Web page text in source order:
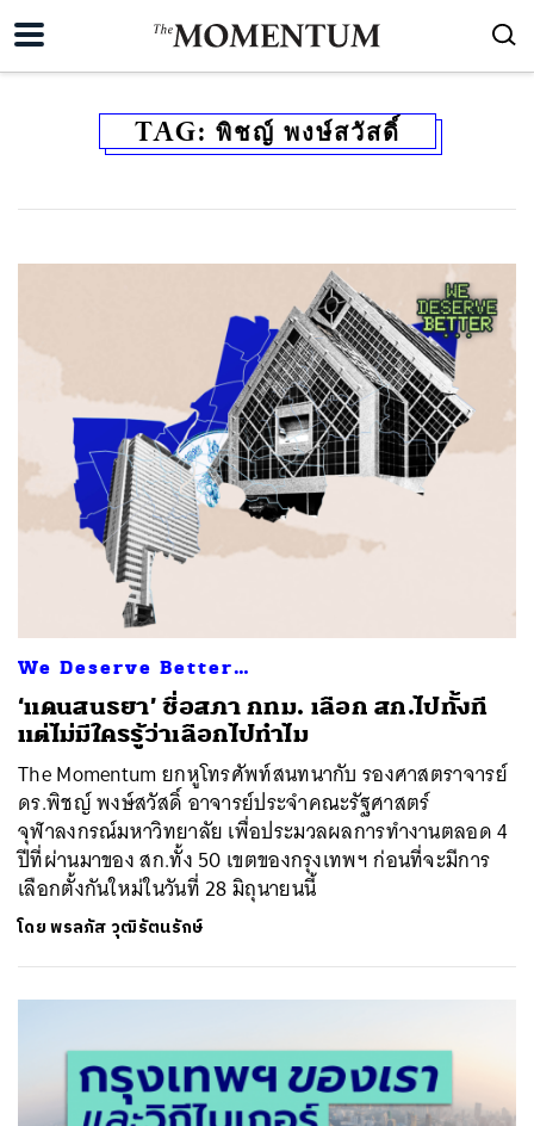
TAG: พิชญ์ พงษ์สวัสดิ์
We Deserve Better…
‘แดนสนธยา’ ชื่อสภา กทม. เลือก สก.ไปทั้งที
แต่ไม่มีใครรู้ว่าเลือกไปทำไม
The Momentum ยกหูโทรศัพท์สนทนากับ รองศาสตราจารย์
ดร.พิชญ์ พงษ์สวัสดิ์ อาจารย์ประจำคณะรัฐศาสตร์
จุฬาลงกรณ์มหาวิทยาลัย เพื่อประมวลผลการทำงานตลอด 4
ปีที่ผ่านมาของ สก.ทั้ง 50 เขตของกรุงเทพฯ ก่อนที่จะมีการ
เลือกตั้งกันใหม่ในวันที่ 28 มิถุนายนนี้
โดยพรลภัส วุฒิรัตนรักษ์